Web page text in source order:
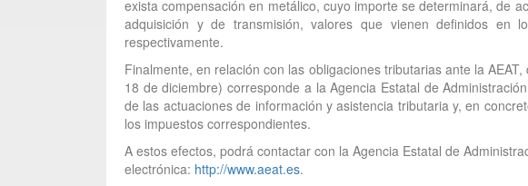
exista compensación en metálico, cuyo importe se determinará, de
adquisición y de transmisión, valores que vienen definidos
respectivamente.
Finalmente, en relación con las obligaciones tributarias ante la
18 de diciembre) corresponde a la Agencia Estatal de
de las actuaciones de información y asistencia tributaria y, en
los impuestos correspondientes.
A estos efectos, podrá contactar con la Agencia Estatal de
electrónica: http://www.aeat.es.